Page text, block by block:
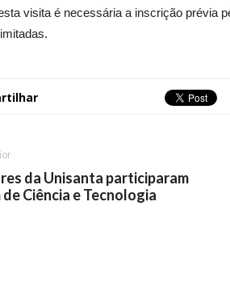
visita é necessária a inscrição prévia
da Unisanta participaram
de Ciência e Tecnologia